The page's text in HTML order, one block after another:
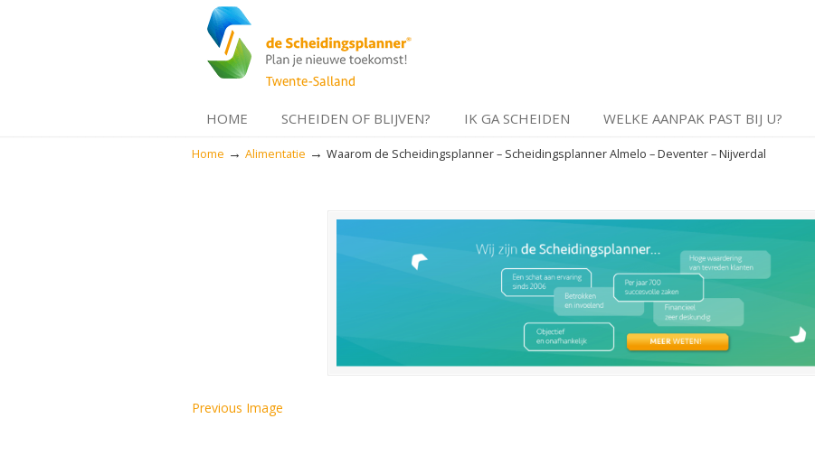
HOME SCHEIDEN OF BLIJVEN? IK GA SCHEIDEN WELKE AANPAK PAST BIJ U?
Navigation
Home → Alimentatie → Waarom de Scheidingsplanner – Scheidingsplanner Almelo – Deventer – Nijverdal
Previous Image